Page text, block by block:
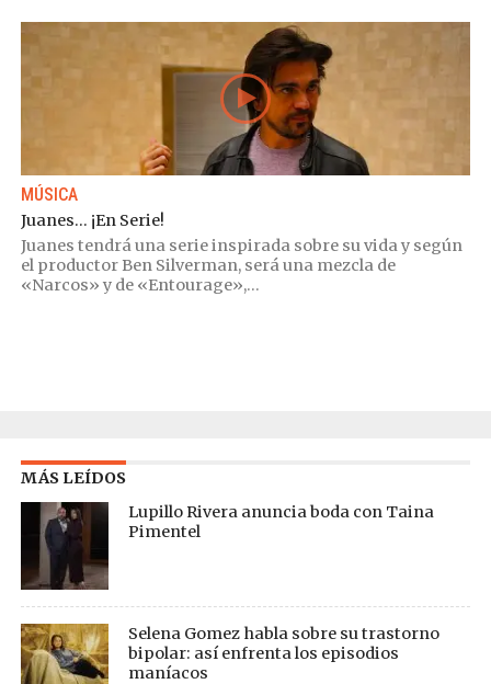
MÚSICA
Juanes… ¡En Serie!
Juanes tendrá una serie inspirada sobre su vida y según
el productor Ben Silverman, será una mezcla de
«Narcos» y de «Entourage»,...
MÁS LEÍDOS
Lupillo Rivera anuncia boda con Taina
Pimentel
Selena Gomez habla sobre su trastorno
bipolar: así enfrenta los episodios
maníacos